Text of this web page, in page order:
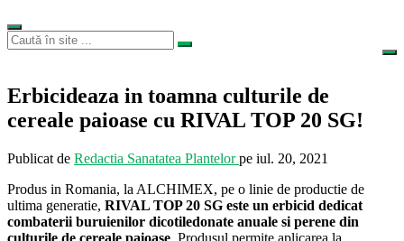
Erbicideaza in toamna culturile de
cereale paioase cu RIVAL TOP 20 SG!
Publicat de Redactia Sanatatea Plantelorpe iul. 20, 2021
Produs in Romania, la ALCHIMEX, pe o linie de productie de
ultima generatie, RIVAL TOP 20 SG este un erbicid dedicat
combaterii buruienilor dicotiledonate anuale si perene din
culturile de cereale paioase. Produsul permite aplicarea la